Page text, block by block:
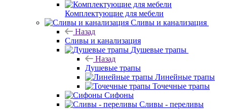
Комплектующие для мебели
Сливы и канализация
Назад
Сливы и канализация
Душевые трапы
Назад
Душевые трапы
Линейные трапы
Точечные трапы
Сифоны
Сливы - переливы